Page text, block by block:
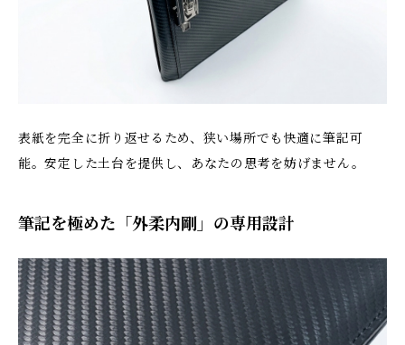
表紙を完全に折り返せるため、狭い場所でも快適に筆記可
能。安定した土台を提供し、あなたの思考を妨げません。
筆記を極めた「外柔内剛」の専用設計